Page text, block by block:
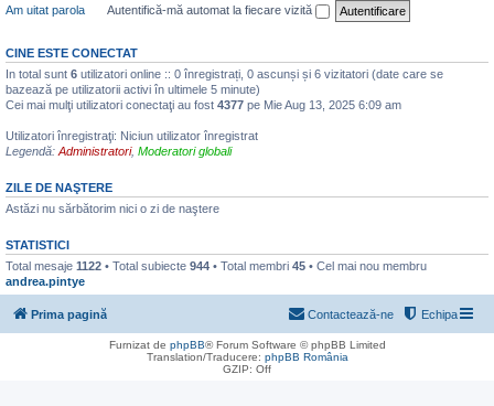
Am uitat parola
Autentifică-mă automat la fiecare vizită
CINE ESTE CONECTAT
In total sunt 6 utilizatori online :: 0 înregistrați, 0 ascunși și 6 vizitatori (date care se
bazează pe utilizatorii activi în ultimele 5 minute)
Cei mai mulţi utilizatori conectaţi au fost 4377 pe Mie Aug 13, 2025 6:09 am
Utilizatori înregistraţi: Niciun utilizator înregistrat
Legendă: Administratori, Moderatori globali
ZILE DE NAŞTERE
Astăzi nu sărbătorim nici o zi de naştere
STATISTICI
Total mesaje 1122 • Total subiecte 944 • Total membri 45 • Cel mai nou membru
andrea.pintye
Prima pagină Echipa
Contactează-ne
Furnizat de phpBB® Forum Software © phpBB Limited
Translation/Traducere: phpBB România
GZIP: Off